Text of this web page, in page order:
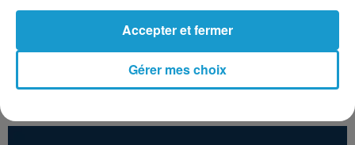
SEAL
Crazy
Danser Encore
Gérer mes choix
Accepter et fermer